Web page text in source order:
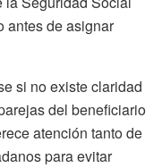
antes de asignar
si no existe claridad
del beneficiario
atención tanto de
para evitar